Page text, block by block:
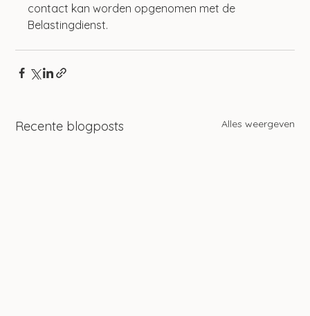
contact kan worden opgenomen met de
Belastingdienst.
Recente blogposts Alles weergeven